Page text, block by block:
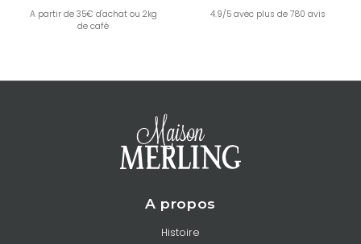
A partir de 35€ d'achat ou 2kg
de café
4.9/5 avec plus de 780 avis
A propos
Histoire